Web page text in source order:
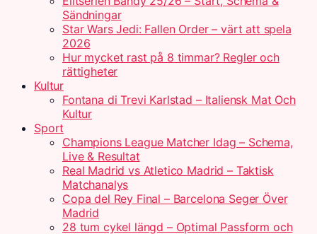
Sändningar
Star Wars Jedi: Fallen Order – värt att spela
2026
Hur mycket rast på 8 timmar? Regler och
rättigheter
Kultur
Fontana di Trevi Karlstad – Italiensk Mat Och
Kultur
Sport
Champions League Matcher Idag – Schema,
Live & Resultat
Real Madrid vs Atletico Madrid – Taktisk
Matchanalys
Copa del Rey Final – Barcelona Seger Över
Madrid
28 tum cykel längd – Optimal Passform och